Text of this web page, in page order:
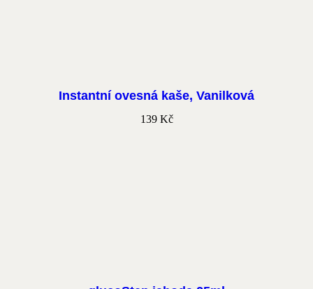
Instantní ovesná kaše, Vanilková
139 Kč